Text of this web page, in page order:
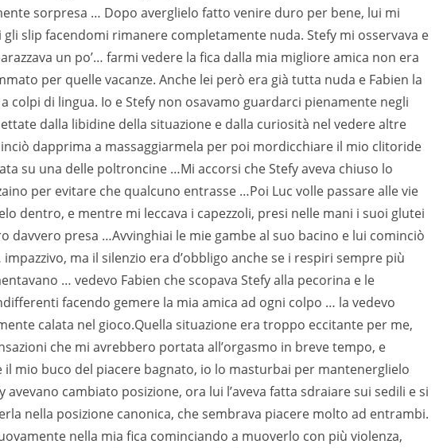
sorpresa … Dopo averglielo fatto venire duro per bene, lui mi
slip facendomi rimanere completamente nuda. Stefy mi osservava e
un po’… farmi vedere la fica dalla mia migliore amica non era
per quelle vacanze. Anche lei però era già tutta nuda e Fabien la
colpi di lingua. Io e Stefy non osavamo guardarci pienamente negli
dalla libidine della situazione e dalla curiosità nel vedere altre
dapprima a massaggiarmela per poi mordicchiare il mio clitoride
su una delle poltroncine …Mi accorsi che Stefy aveva chiuso lo
per evitare che qualcuno entrasse …Poi Luc volle passare alle vie
dentro, e mentre mi leccava i capezzoli, presi nelle mani i suoi glutei
davvero presa …Avvinghiai le mie gambe al suo bacino e lui cominciò
ma il silenzio era d’obbligo anche se i respiri sempre più
… vedevo Fabien che scopava Stefy alla pecorina e le
facendo gemere la mia amica ad ogni colpo … la vedevo
calata nel gioco.Quella situazione era troppo eccitante per me,
che mi avrebbero portata all’orgasmo in breve tempo, e
il mio buco del piacere bagnato, io lo masturbai per mantenerglielo
cambiato posizione, ora lui l’aveva fatta sdraiare sui sedili e si
nella posizione canonica, che sembrava piacere molto ad entrambi.
nella mia fica cominciando a muoverlo con più violenza,